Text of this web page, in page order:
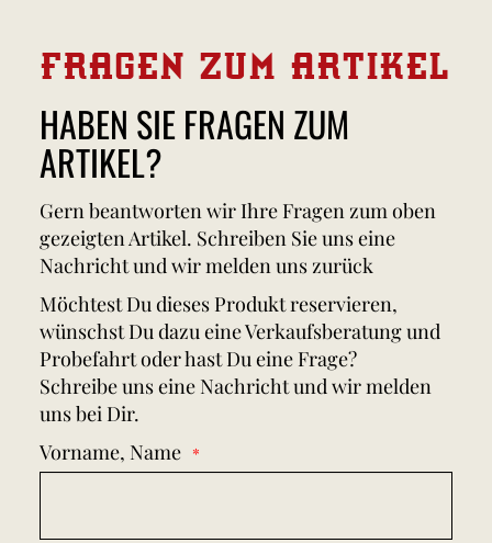
FRAGEN ZUM ARTIKEL
HABEN SIE FRAGEN ZUM
ARTIKEL?
Gern beantworten wir Ihre Fragen zum oben
gezeigten Artikel. Schreiben Sie uns eine
Nachricht und wir melden uns zurück
Möchtest Du dieses Produkt reservieren,
wünschst Du dazu eine Verkaufsberatung und
Probefahrt oder hast Du eine Frage?
Schreibe uns eine Nachricht und wir melden
uns bei Dir.
Vorname, Name